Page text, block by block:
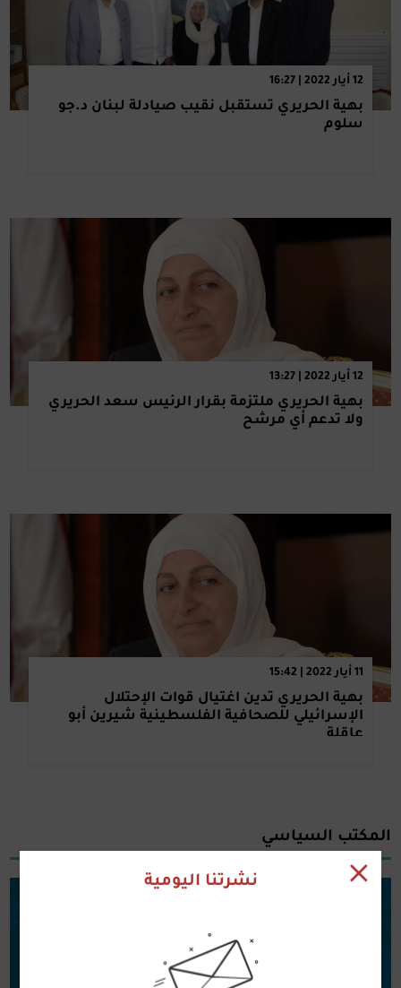
12 أيار 2022 | 16:27
بهية الحريري تستقبل نقيب صيادلة لبنان د.جو
سلوم
12 أيار 2022 | 13:27
بهية الحريري ملتزمة بقرار الرئيس سعد الحريري
ولا تدعم أي مرشح
11 أيار 2022 | 15:42
بهية الحريري تدين اغتيال قوات الإحتلال
الإسرائيلي للصحافية الفلسطينية شيرين أبو
عاقلة
المكتب السياسي
نشرتنا اليومية